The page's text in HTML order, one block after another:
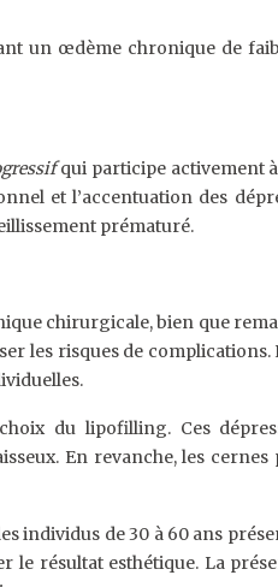
un œdème chronique de
qui participe activement
et l’accentuation des
prématuré.
chirurgicale, bien que
les risques de complications.
du lipofilling. Ces
En revanche, les
individus de 30 à 60 ans
le résultat esthétique. La